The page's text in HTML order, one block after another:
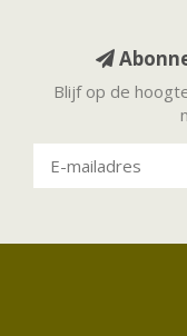
Blijf op de